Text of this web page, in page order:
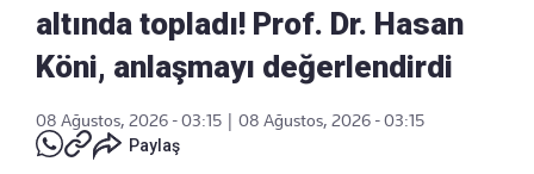
altında topladı! Prof. Dr. Hasan
Köni, anlaşmayı değerlendirdi
08 Ağustos, 2026 - 03:15
08 Ağustos, 2026 - 03:15
Paylaş